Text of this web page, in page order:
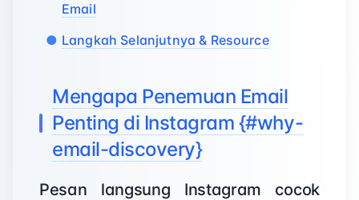
Email
Langkah Selanjutnya & Resource
Mengapa Penemuan Email
Penting di Instagram {#why-
email-discovery}
Pesan langsung Instagram cocok